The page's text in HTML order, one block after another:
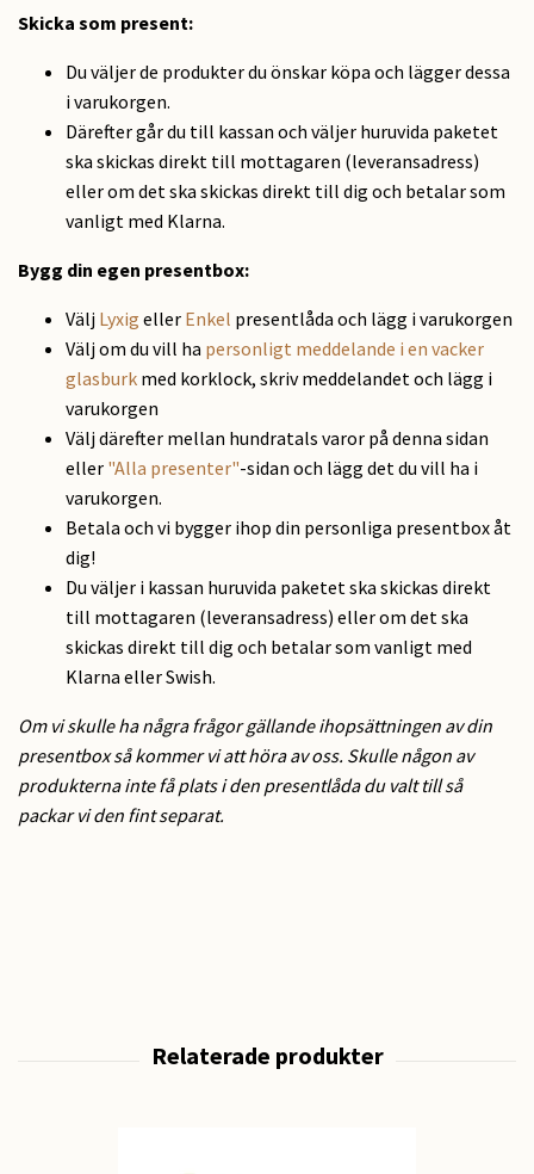
Skicka som present:
Du väljer de produkter du önskar köpa och lägger dessa
i varukorgen.
Därefter går du till kassan och väljer huruvida paketet
ska skickas direkt till mottagaren (leveransadress)
eller om det ska skickas direkt till dig och betalar som
vanligt med Klarna.
Bygg din egen presentbox:
Välj Lyxig eller Enkel presentlåda och lägg i varukorgen
Välj om du vill ha personligt meddelande i en vacker
glasburk med korklock, skriv meddelandet och lägg i
varukorgen
Välj därefter mellan hundratals varor på denna sidan
eller "Alla presenter"-sidan och lägg det du vill ha i
varukorgen.
Betala och vi bygger ihop din personliga presentbox åt
dig!
Du väljer i kassan huruvida paketet ska skickas direkt
till mottagaren (leveransadress) eller om det ska
skickas direkt till dig och betalar som vanligt med
Klarna eller Swish.
Om vi skulle ha några frågor gällande ihopsättningen av din
presentbox så kommer vi att höra av oss. Skulle någon av
produkterna inte få plats i den presentlåda du valt till så
packar vi den fint separat.